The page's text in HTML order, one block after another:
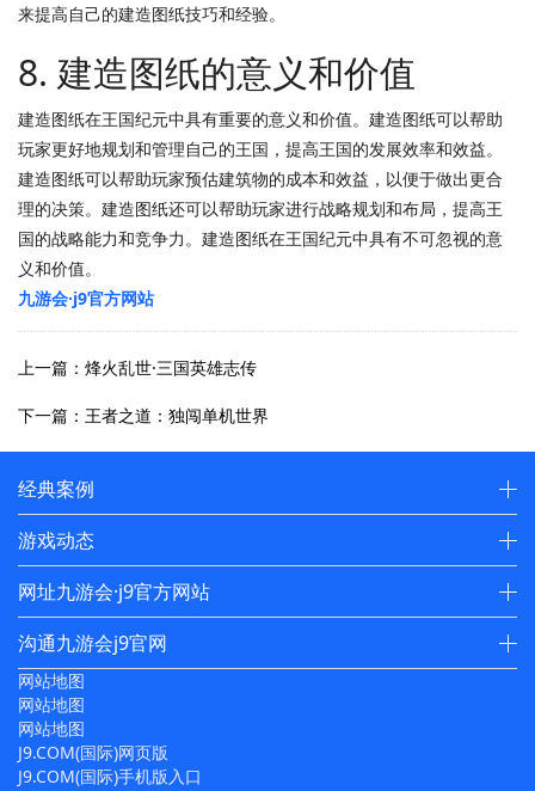
来提高自己的建造图纸技巧和经验。
8. 建造图纸的意义和价值
建造图纸在王国纪元中具有重要的意义和价值。建造图纸可以帮助
玩家更好地规划和管理自己的王国，提高王国的发展效率和效益。
建造图纸可以帮助玩家预估建筑物的成本和效益，以便于做出更合
理的决策。建造图纸还可以帮助玩家进行战略规划和布局，提高王
国的战略能力和竞争力。建造图纸在王国纪元中具有不可忽视的意
义和价值。
九游会·j9官方网站
上一篇：烽火乱世·三国英雄志传
下一篇：王者之道：独闯单机世界
经典案例
游戏动态
网址九游会·j9官方网站
沟通九游会j9官网
网站地图
网站地图
网站地图
J9.COM(国际)网页版
J9.COM(国际)手机版入口